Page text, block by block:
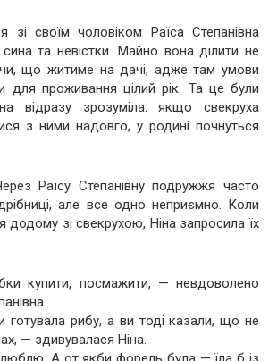
зі своїм чоловіком Раїса Степанівна
та невістки. Майно вона ділити не
що житиме на дачі, адже там умови
для проживання цілий рік. Та це були
відразу зрозуміла: якщо свекруха
з ними надовго, у родині почнуться
Раїсу Степанівну подружжя часто
але все одно неприємно. Коли
додому зі свекрухою, Ніна запросила їх
купити, посмажити, — невдоволено
рибу, а ви тоді казали, що не
— здивувалася Ніна.